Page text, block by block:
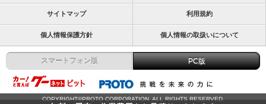
サイトマップ 利用規約
個人情報保護方針 個人情報の取扱いについて
スマートフォン版 PC版
COPYRIGHT©PROTO CORPORATION. ALL RIGHTS RESERVED.